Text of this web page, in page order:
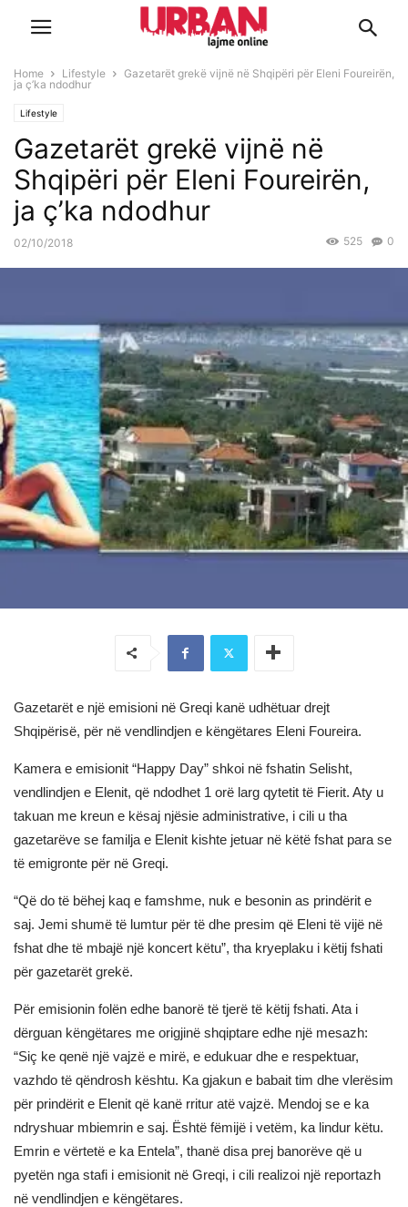
Home Lifestyle
Gazetarët grekë vijnë në Shqipëri për Eleni Foureirën,
ja ç’ka ndodhur
Lifestyle
Gazetarët grekë vijnë në
Shqipëri për Eleni Foureirën,
ja ç’ka ndodhur
02/10/2018 0
525
Gazetarët e një emisioni në Greqi kanë udhëtuar drejt
Shqipërisë, për në vendlindjen e këngëtares Eleni Foureira.
Kamera e emisionit “Happy Day” shkoi në fshatin Selisht,
vendlindjen e Elenit, që ndodhet 1 orë larg qytetit të Fierit. Aty u
takuan me kreun e kësaj njësie administrative, i cili u tha
gazetarëve se familja e Elenit kishte jetuar në këtë fshat para se
të emigronte për në Greqi.
“Që do të bëhej kaq e famshme, nuk e besonin as prindërit e
saj. Jemi shumë të lumtur për të dhe presim që Eleni të vijë në
fshat dhe të mbajë një koncert këtu”, tha kryeplaku i këtij fshati
për gazetarët grekë.
Për emisionin folën edhe banorë të tjerë të këtij fshati. Ata i
dërguan këngëtares me origjinë shqiptare edhe një mesazh:
“Siç ke qenë një vajzë e mirë, e edukuar dhe e respektuar,
vazhdo të qëndrosh kështu. Ka gjakun e babait tim dhe vlerësim
për prindërit e Elenit që kanë rritur atë vajzë. Mendoj se e ka
ndryshuar mbiemrin e saj. Është fëmijë i vetëm, ka lindur këtu.
Emrin e vërtetë e ka Entela”, thanë disa prej banorëve që u
pyetën nga stafi i emisionit në Greqi, i cili realizoi një reportazh
në vendlindjen e këngëtares.